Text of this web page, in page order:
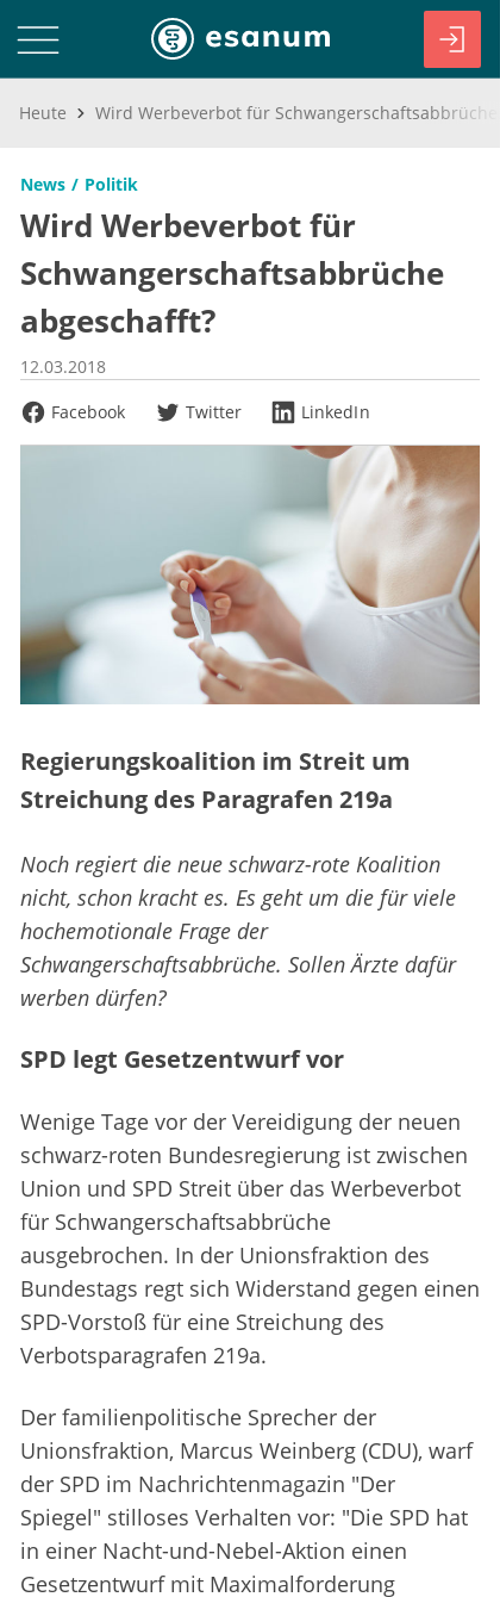
Heute
News Politik
Wird Werbeverbot für
Schwangerschaftsabbrüche
abgeschafft?
12.03.2018
Facebook
Twitter LinkedIn
Regierungskoalition im Streit um
Streichung des Paragrafen 219a
Noch regiert die neue schwarz-rote Koalition
nicht, schon kracht es. Es geht um die für viele
hochemotionale Frage der
Schwangerschaftsabbrüche. Sollen Ärzte dafür
werben dürfen?
SPD legt Gesetzentwurf vor
Wenige Tage vor der Vereidigung der neuen
schwarz-roten Bundesregierung ist zwischen
Union und SPD Streit über das Werbeverbot
für Schwangerschaftsabbrüche
ausgebrochen. In der Unionsfraktion des
Bundestags regt sich Widerstand gegen einen
SPD-Vorstoß für eine Streichung des
Verbotsparagrafen 219a.
Der familienpolitische Sprecher der
Unionsfraktion, Marcus Weinberg (CDU), warf
der SPD im Nachrichtenmagazin "Der
Spiegel" stilloses Verhalten vor: "Die SPD hat
in einer Nacht-und-Nebel-Aktion einen
Gesetzentwurf mit Maximalforderung